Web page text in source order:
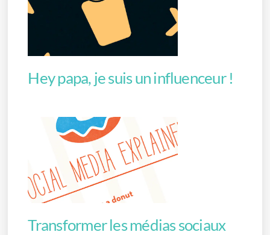
Hey papa, je suis un influenceur !
Transformer les médias sociaux